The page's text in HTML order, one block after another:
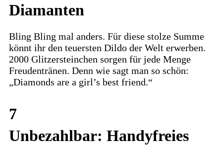
Diamanten
Bling Bling mal anders. Für diese stolze Summe
könnt ihr den teuersten Dildo der Welt erwerben.
2000 Glitzersteinchen sorgen für jede Menge
Freudentränen. Denn wie sagt man so schön:
„Diamonds are a girl’s best friend.“
7
Unbezahlbar: Handyfreies